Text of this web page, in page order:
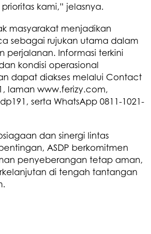
kami,” jelasnya.
masyarakat menjadikan
sebagai rujukan utama dalam
perjalanan. Informasi terkini
kondisi operasional
dapat diakses melalui Contact
laman www.ferizy.com,
serta WhatsApp 0811-1021-
dan sinergi lintas
ASDP berkomitmen
penyeberangan tetap aman,
di tengah tantangan